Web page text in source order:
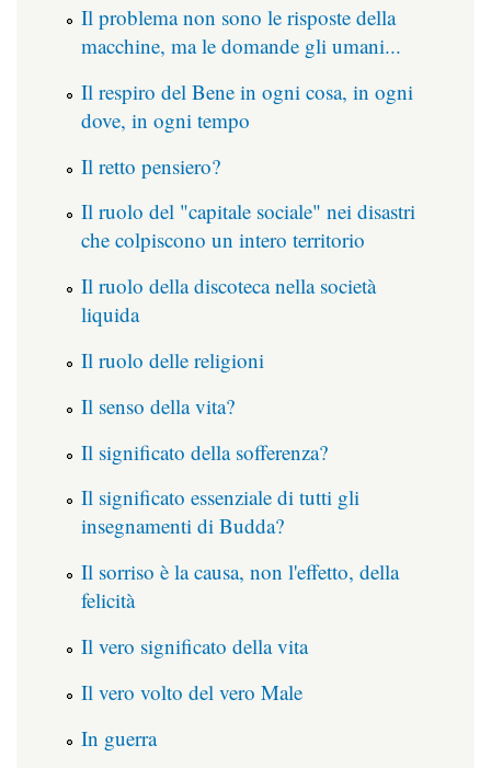
Il problema non sono le risposte della
macchine, ma le domande gli umani...
Il respiro del Bene in ogni cosa, in ogni
dove, in ogni tempo
Il retto pensiero?
Il ruolo del "capitale sociale" nei disastri
che colpiscono un intero territorio
Il ruolo della discoteca nella società
liquida
Il ruolo delle religioni
Il senso della vita?
Il significato della sofferenza?
Il significato essenziale di tutti gli
insegnamenti di Budda?
Il sorriso è la causa, non l'effetto, della
felicità
Il vero significato della vita
Il vero volto del vero Male
In guerra